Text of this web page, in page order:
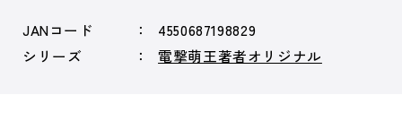
JANコード
4550687198829
シリーズ
電撃萌王著者オリジナル